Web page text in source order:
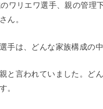
ワリエワ選手、親の管理
ん。
手は、どんな家族構成の
と言われていました。ど
。